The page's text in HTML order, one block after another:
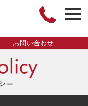
お問い合わせ